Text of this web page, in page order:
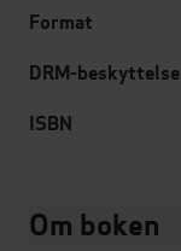
Format
DRM-beskyttelse
ISBN
Om boken